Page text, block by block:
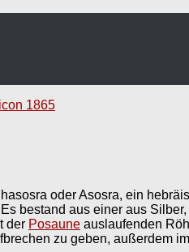
1865
oder Asosra, ein
Es bestand aus einer aus
der Posaune auslaufenden
zu geben, außerdem